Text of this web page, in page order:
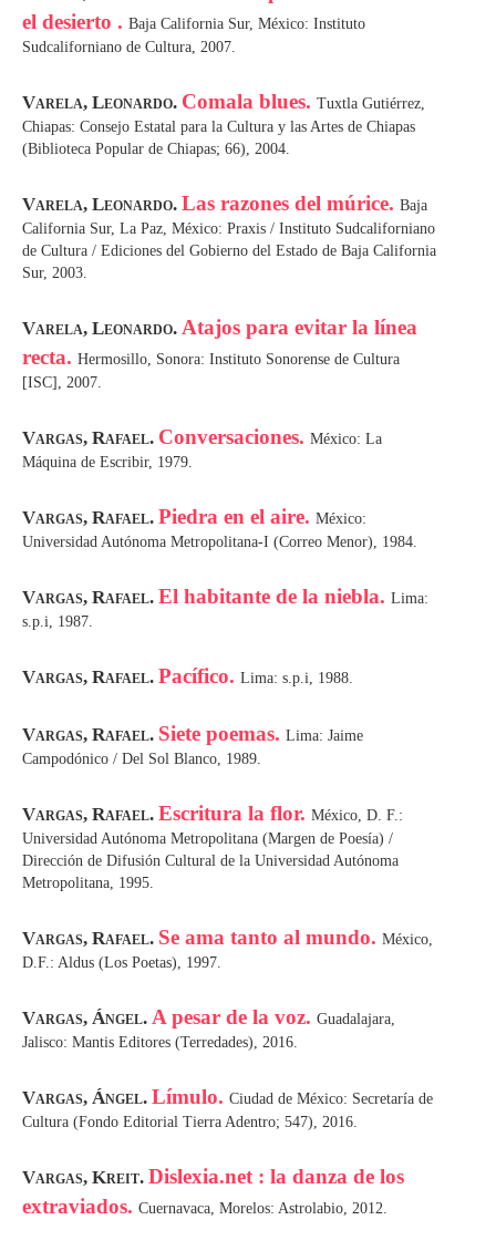
el desierto . Baja California Sur, México: Instituto
Sudcaliforniano de Cultura, 2007.
Varela, Leonardo. Comala blues. Tuxtla Gutiérrez,
Chiapas: Consejo Estatal para la Cultura y las Artes de Chiapas
(Biblioteca Popular de Chiapas; 66), 2004.
Varela, Leonardo. Las razones del múrice. Baja
California Sur, La Paz, México: Praxis / Instituto Sudcaliforniano
de Cultura / Ediciones del Gobierno del Estado de Baja California
Sur, 2003.
Varela, Leonardo. Atajos para evitar la línea
recta. Hermosillo, Sonora: Instituto Sonorense de Cultura
[ISC], 2007.
Vargas, Rafael. Conversaciones. México: La
Máquina de Escribir, 1979.
Vargas, Rafael. Piedra en el aire. México:
Universidad Autónoma Metropolitana-I (Correo Menor), 1984.
Vargas, Rafael. El habitante de la niebla. Lima:
s.p.i, 1987.
Vargas, Rafael. Pacífico. Lima: s.p.i, 1988.
Vargas, Rafael. Siete poemas. Lima: Jaime
Campodónico / Del Sol Blanco, 1989.
Vargas, Rafael. Escritura la flor. México, D. F.:
Universidad Autónoma Metropolitana (Margen de Poesía) /
Dirección de Difusión Cultural de la Universidad Autónoma
Metropolitana, 1995.
Vargas, Rafael. Se ama tanto al mundo. México,
D.F.: Aldus (Los Poetas), 1997.
Vargas, Ángel. A pesar de la voz. Guadalajara,
Jalisco: Mantis Editores (Terredades), 2016.
Vargas, Ángel. Límulo. Ciudad de México: Secretaría de
Cultura (Fondo Editorial Tierra Adentro; 547), 2016.
Vargas, Kreit. Dislexia.net : la danza de los
extraviados. Cuernavaca, Morelos: Astrolabio, 2012.